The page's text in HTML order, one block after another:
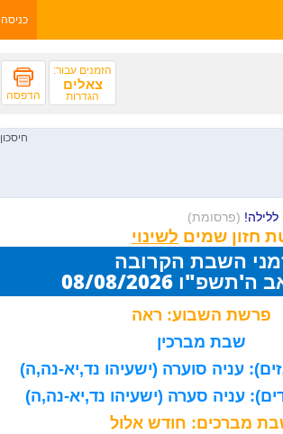
כניסה
הזמנים עבור:
צאלים
הגדרות הדפסה
(פרסומת)
חזון שמים
השבת הקרובה
08/08/2026
פרשת השבוע: ראה
שבת מברכין
עניה סוערה (ישעיהו נד,יא-נה,ה)
עניה סערה (ישעיהו נד,יא-נה,ה)
מברכים: חודש אלול